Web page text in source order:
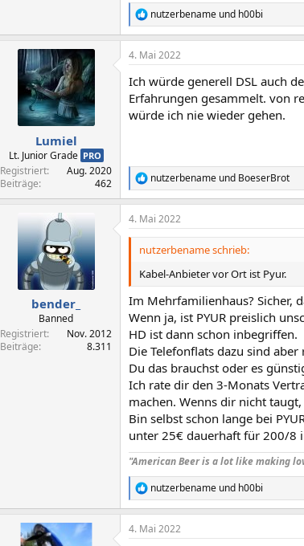
R
e
a
k
i
o
e
nutzerbename und h00bi
Lumiel
Lt. Junior Grade PRO
Registriert
Aug. 2020
Beiträge
462
4. Mai 2022
Ich würde generell DSL auch
Erfahrungen gesammelt. von
würde ich nie wieder gehen.
R
e
a
k
t
e
n
:
nutzerbename und BoeserBrot
bender_
Banned
Registriert
Nov. 2012
Beiträge
8.311
4. Mai 2022
nutzerbename schrieb:
Kabel-Anbieter vor Ort ist Pyur.
Im Mehrfamilienhaus? Sicher,
Wenn ja, ist PYUR preislich
HD ist dann schon inbegriffen.
Die Telefonflats dazu sind
Du das brauchst oder es
Ich rate dir den 3-Monats
machen. Wenns dir nicht
Bin selbst schon lange bei
unter 25€ dauerhaft für 200/8
"American Beer is a lot like making
R
e
a
k
nutzerbename und h00bi
4. Mai 2022